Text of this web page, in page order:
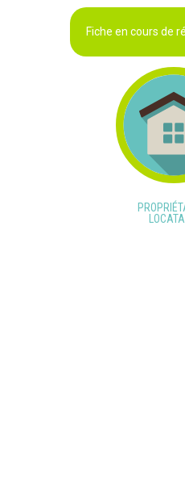
Fiche en cours de